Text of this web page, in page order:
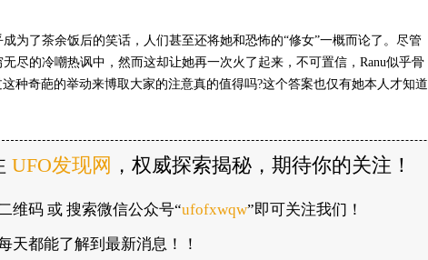
为了茶余饭后的笑话，人们甚至还将她和恐怖的“修女”一概而论了。尽管
尽的冷嘲热讽中，然而这却让她再一次火了起来，不可置信，Ranu似乎骨
种奇葩的举动来博取大家的注意真的值得吗?这个答案也仅有她本人才知道
UFO发现网 ，权威探索揭秘，期待你的关注！
维码 或 搜索微信公众号“ufofxwqw”即可关注我们！
天都能了解到最新消息！！